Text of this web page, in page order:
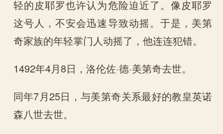
轻的皮耶罗也许认为危险迫近了。像皮耶罗
这号人，不安会迅速导致动摇。于是，美第
奇家族的年轻掌门人动摇了，他连连犯错。
1492年4月8日，洛伦佐·德·美第奇去世。
同年7月25日，与美第奇关系最好的教皇英诺
森八世去世。